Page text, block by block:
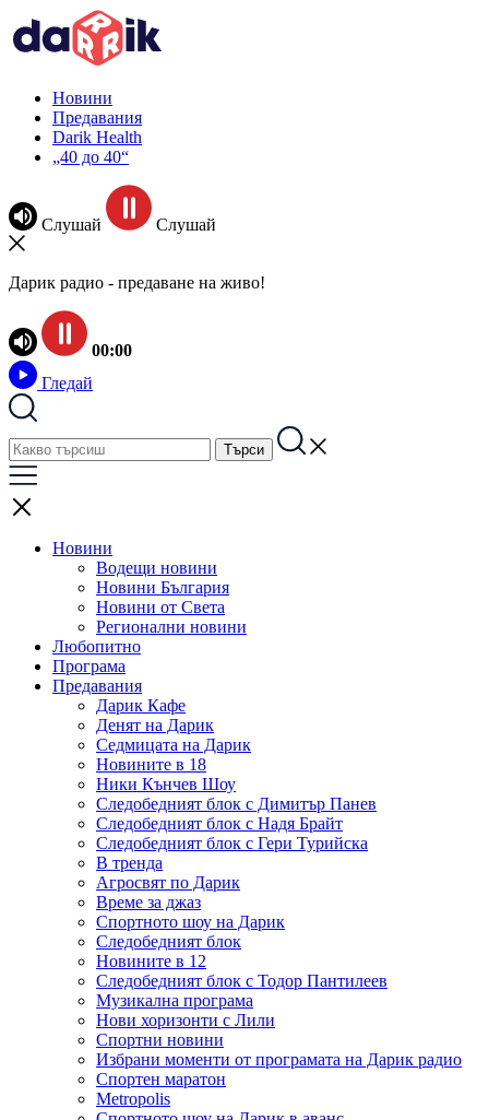
Новини
Предавания
Darik Health
„40 до 40“
Слушай Слушай
Дарик радио - предаване на живо!
00:00
Гледай
Новини
Водещи новини
Новини България
Новини от Света
Регионални новини
Любопитно
Програма
Предавания
Дарик Кафе
Денят на Дарик
Седмицата на Дарик
Новините в 18
Ники Кънчев Шоу
Следобедният блок с Димитър Панев
Следобедният блок с Надя Брайт
Следобедният блок с Гери Турийска
В тренда
Агросвят по Дарик
Време за джаз
Спортното шоу на Дарик
Следобедният блок
Новините в 12
Следобедният блок с Тодор Пантилеев
Музикална програма
Нови хоризонти с Лили
Спортни новини
Избрани моменти от програмата на Дарик радио
Спортен маратон
Metropolis